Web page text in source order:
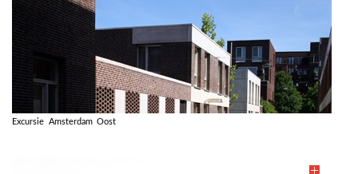
Excursie Amsterdam Oost